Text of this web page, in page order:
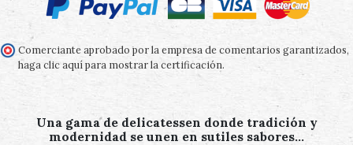
Comerciante aprobado por la empresa de comentarios garantizados,
haga clic aquí para mostrar la certificación.
Una gama de delicatessen donde tradición y
modernidad se unen en sutiles sabores…